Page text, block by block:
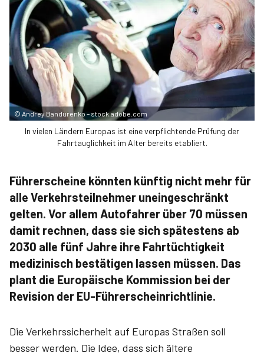
© Andrey Bandurenko – stock.adobe.com
In vielen Ländern Europas ist eine verpflichtende Prüfung der
Fahrtauglichkeit im Alter bereits etabliert.
Führerscheine könnten künftig nicht mehr für
alle Verkehrsteilnehmer uneingeschränkt
gelten. Vor allem Autofahrer über 70 müssen
damit rechnen, dass sie sich spätestens ab
2030 alle fünf Jahre ihre Fahrtüchtigkeit
medizinisch bestätigen lassen müssen. Das
plant die Europäische Kommission bei der
Revision der EU-Führerscheinrichtlinie.
Die Verkehrssicherheit auf Europas Straßen soll
besser werden. Die Idee, dass sich ältere